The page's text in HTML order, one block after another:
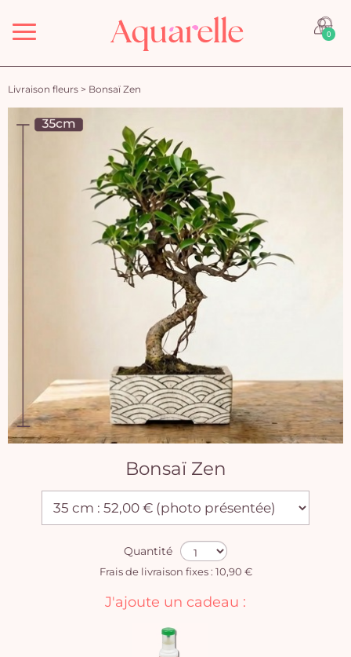
Menu 0
Livraison fleurs > Bonsaï Zen
Bonsaï Zen
Quantité
Frais de livraison fixes : 10,90 €
J'ajoute un cadeau :